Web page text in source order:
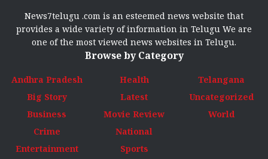
News7telugu .com is an esteemed news website that
provides a wide variety of information in Telugu We are
one of the most viewed news websites in Telugu.
Browse by Category
Andhra Pradesh
Big Story
Business
Crime
Entertainment
Health
Latest
Movie Review
National
Sports
Telangana
Uncategorized
World